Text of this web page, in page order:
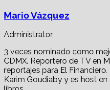
Mario Vázquez
Administrator
3 veces nominado como
CDMX. Reportero de TV en
reportajes para El
Karim Goudiaby y es host